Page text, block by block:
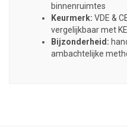
binnenruimtes
Keurmerk: VDE &
vergelijkbaar met
Bijzonderheid:
ambachtelijke